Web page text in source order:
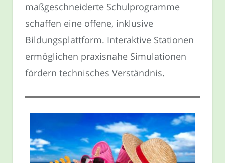
maßgeschneiderte Schulprogramme
schaffen eine offene, inklusive
Bildungsplattform. Interaktive Stationen
ermöglichen praxisnahe Simulationen
fördern technisches Verständnis.